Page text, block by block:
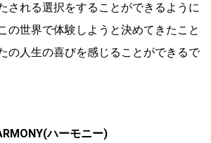
される選択をすることができるように
の世界で体験しようと決めてきたこと
の人生の喜びを感じることができるで
ハーモニー)